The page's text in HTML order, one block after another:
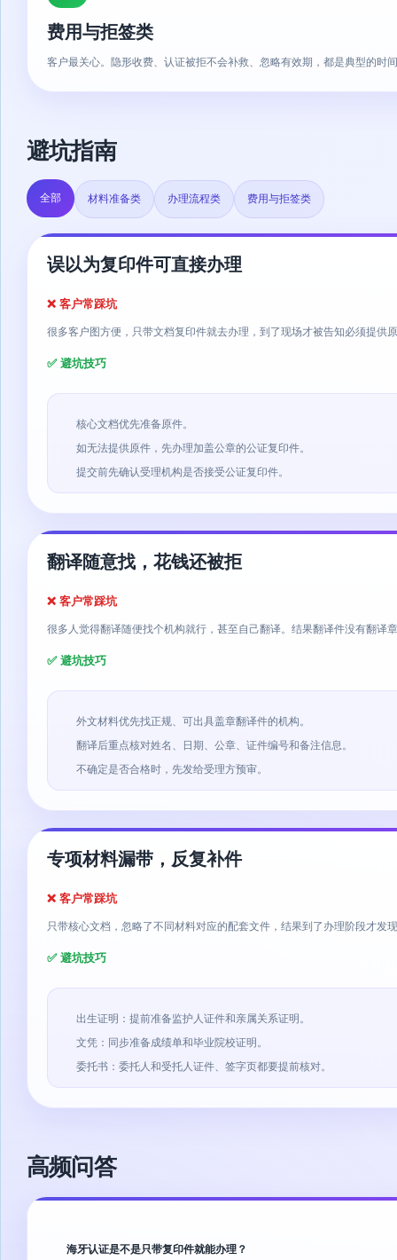
费用与拒签类
客户最关心。隐形收费、认证被拒不会补救、忽略有效期，都是典型的时
避坑指南
全部 材料准备类 办理流程类 费用与拒签类
误以为复印件可直接办理
❌ 客户常踩坑
很多客户图方便，只带文档复印件就去办理，到了现场才被告知必须提
✅ 避坑技巧
核心文档优先准备原件。
如无法提供原件，先办理加盖公章的公证复印件。
提交前先确认受理机构是否接受公证复印件。
翻译随意找，花钱还被拒
❌ 客户常踩坑
很多人觉得翻译随便找个机构就行，甚至自己翻译。结果翻译件没有翻译
✅ 避坑技巧
外文材料优先找正规、可出具盖章翻译件的机构。
翻译后重点核对姓名、日期、公章、证件编号和备注信息。
不确定是否合格时，先发给受理方预审。
专项材料漏带，反复补件
❌ 客户常踩坑
只带核心文档，忽略了不同材料对应的配套文件，结果到了办理阶段才发
✅ 避坑技巧
出生证明：提前准备监护人证件和亲属关系证明。
文凭：同步准备成绩单和毕业院校证明。
委托书：委托人和受托人证件、签字页都要提前核对。
高频问答
海牙认证是不是只带复印件就能办理？